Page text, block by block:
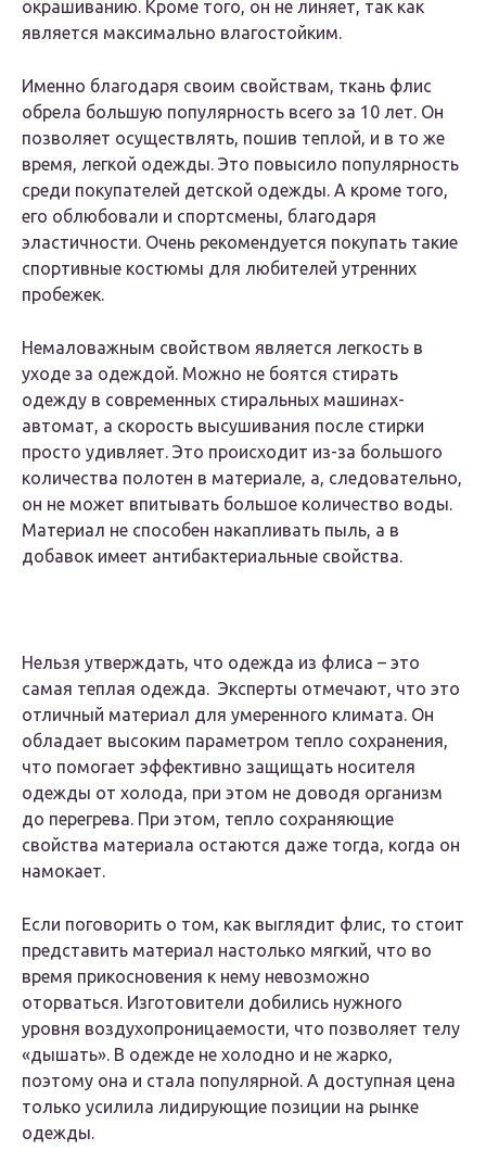
окрашиванию. Кроме того, он не линяет, так как
является максимально влагостойким.
Именно благодаря своим свойствам, ткань флис
обрела большую популярность всего за 10 лет. Он
позволяет осуществлять, пошив теплой, и в то же
время, легкой одежды. Это повысило популярность
среди покупателей детской одежды. А кроме того,
его облюбовали и спортсмены, благодаря
эластичности. Очень рекомендуется покупать такие
спортивные костюмы для любителей утренних
пробежек.
Немаловажным свойством является легкость в
уходе за одеждой. Можно не боятся стирать
одежду в современных стиральных машинах-
автомат, а скорость высушивания после стирки
просто удивляет. Это происходит из-за большого
количества полотен в материале, а, следовательно,
он не может впитывать большое количество воды.
Материал не способен накапливать пыль, а в
добавок имеет антибактериальные свойства.
Нельзя утверждать, что одежда из флиса – это
самая теплая одежда. Эксперты отмечают, что это
отличный материал для умеренного климата. Он
обладает высоким параметром тепло сохранения,
что помогает эффективно защищать носителя
одежды от холода, при этом не доводя организм
до перегрева. При этом, тепло сохраняющие
свойства материала остаются даже тогда, когда он
намокает.
Если поговорить о том, как выглядит флис, то стоит
представить материал настолько мягкий, что во
время прикосновения к нему невозможно
оторваться. Изготовители добились нужного
уровня воздухопроницаемости, что позволяет телу
«дышать». В одежде не холодно и не жарко,
поэтому она и стала популярной. А доступная цена
только усилила лидирующие позиции на рынке
одежды.